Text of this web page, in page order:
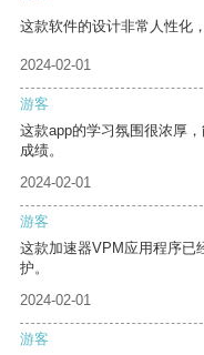
这款软件的设计非常人性化
2024-02-01
游客
这款app的学习氛围很浓厚
成绩。
2024-02-01
游客
这款加速器VPM应用程序已
护。
2024-02-01
游客